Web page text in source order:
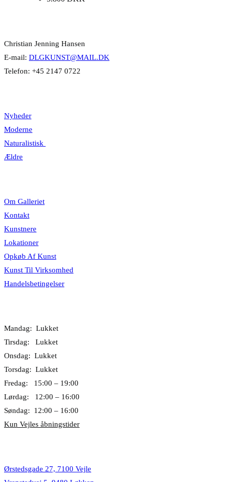
Christian Jenning Hansen
E-mail: DLGKUNST@MAIL.DK
Telefon: +45 2147 0722
Nyheder
Moderne
Naturalistisk
Ældre
Om Galleriet
Kontakt
Kunstnere
Lokationer
Opkøb Af Kunst
Kunst Til Virksomhed
Handelsbetingelser
Mandag: Lukket
Tirsdag: Lukket
Onsdag: Lukket
Torsdag: Lukket
Fredag: 15:00 – 19:00
Lørdag: 12:00 – 16:00
Søndag: 12:00 – 16:00
Kun Vejles åbningstider
Ørstedsgade 27, 7100 Vejle